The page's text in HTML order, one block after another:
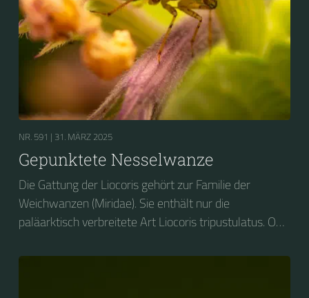
NR. 591 | 31. MÄRZ 2025
Gepunktete Nesselwanze
Die Gattung der Liocoris gehört zur Familie der
Weichwanzen (Miridae). Sie enthält nur die
paläarktisch verbreitete Art Liocoris tripustulatus. Ob
wird sie auf Deutsch vielfach als Gepunktete